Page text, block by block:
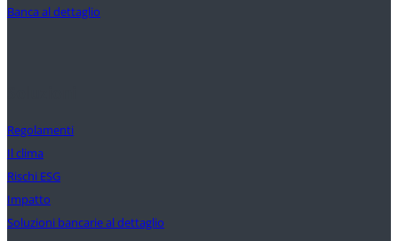
Banca al dettaglio
Regolamenti
Il clima
Rischi ESG
Impatto
Soluzioni bancarie al dettaglio